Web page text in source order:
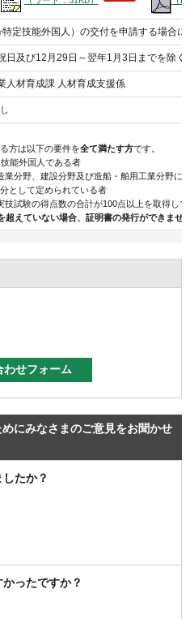
定技能外国人）の交付を申請する場合に
日及び12月29日～翌年1月3日までを除く
材育成課 人材育成支援係
方は以下の要件を全て満たす方です。
技能外国人である者
業分野、建設分野及び造船・舶用工業分野に
として定められている者
技試験の得点数の合計が100点以上を取得し
超えていない場合、証明書の発行ができませ
にみなさまのご意見をお聞かせ
たか？
ったですか？